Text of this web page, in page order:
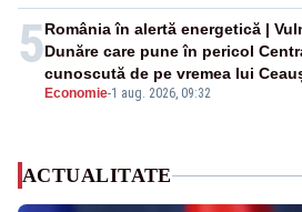
5
Economie-1 aug. 2026, 09:32
România în alertă energetică |
Dunăre care pune în pericol
cunoscută de pe vremea lui
ACTUALITATE